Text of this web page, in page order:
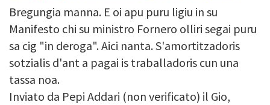
Bregungia manna. E oi apu puru ligiu in su
Manifesto chi su ministro Fornero olliri segai puru
sa cig "in deroga". Aici nanta. S'amortitzadoris
sotzialis d'ant a pagai is traballadoris cun una
tassa noa.
Inviato da Pepi Addari (non verificato) il Gio,